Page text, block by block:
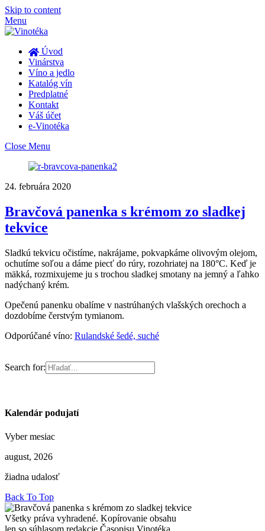
Skip to content
Menu
Úvod
Vinárstva
Víno a jedlo
Katalóg vín
Predplatné
Kontakt
Váš účet
e-Vinotéka
Close Menu
24. februára 2020
Bravčová panenka s krémom zo sladkej
tekvice
Sladkú tekvicu očistíme, nakrájame, pokvapkáme olivovým olejom,
ochutíme soľou a dáme piecť do rúry, rozohriatej na 180°C. Keď je
mäkká, rozmixujeme ju s trochou sladkej smotany na jemný a ľahko
nadýchaný krém.
Opečenú panenku obalíme v nastrúhaných vlašských orechoch a
dozdobíme čerstvým tymianom.
Odporúčané víno: Rulandské šedé, suché
Search for:
Kalendár podujatí
Vyber mesiac
august, 2026
žiadna udalosť
Back To Top
Všetky práva vyhradené. Kopírovanie obsahu
len so súhlasom redakcie Časopisu Vinotéka.